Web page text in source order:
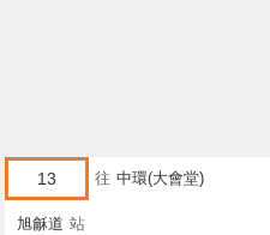
13 往 中環(大會堂)
旭龢道 站